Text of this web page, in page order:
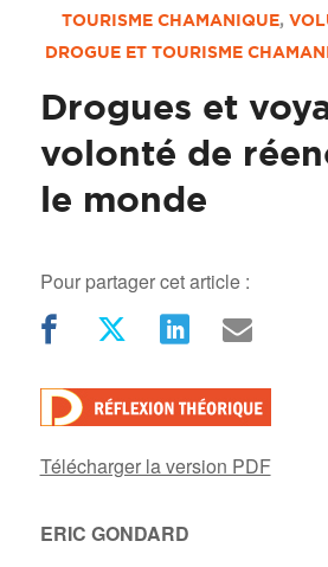
TOURISME CHAMANIQUE,
DROGUE ET TOURISME
Drogues et
volonté de
le monde
Pour partager cet article :
Télécharger la version PDF
ERIC GONDARD